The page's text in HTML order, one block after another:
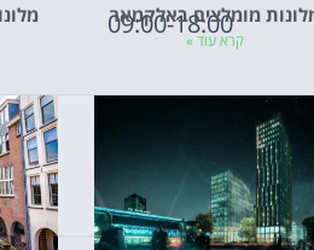
09:00-18:00
08:00-22:00
מומלצים באלקמאר
קרא עוד »